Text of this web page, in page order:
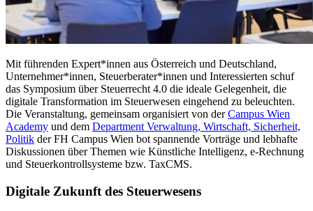
Mit führenden Expert*innen aus Österreich und Deutschland,
Unternehmer*innen, Steuerberater*innen und Interessierten schuf
das Symposium über Steuerrecht 4.0 die ideale Gelegenheit, die
digitale Transformation im Steuerwesen eingehend zu beleuchten.
Die Veranstaltung, gemeinsam organisiert von derCampus Wien
Academy und dem Department Verwaltung, Wirtschaft, Sicherheit,
Politik der FH Campus Wien bot spannende Vorträge und lebhafte
Diskussionen über Themen wie Künstliche Intelligenz, e-Rechnung
und Steuerkontrollsysteme bzw. TaxCMS.
Digitale Zukunft des Steuerwesens